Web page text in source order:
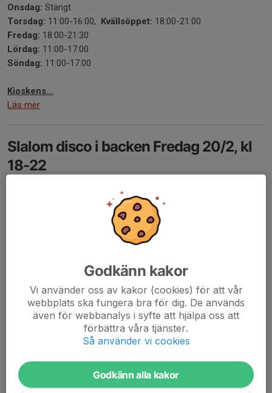
Onsdag: Stängt
Torsdag: 11:00-16:00, Kvällsöppet: 18:00-21:00
Fredag: 18:00-21:30
Lördag: 11:00-17:00
Söndag: 11:00-17:00
Kioskens...
Läs mer
Slalom disco i backen Fredag 20/2, kl
18-22
Kom och fira in sportlovet hos oss vi lovar härlig stämning,
Godkänn kakor
Vi använder oss av kakor (cookies) för att vår
webbplats ska fungera bra för dig. De används
även för webbanalys i syfte att hjälpa oss att
förbättra våra tjänster.
Så använder vi cookies
Godkänn alla kakor